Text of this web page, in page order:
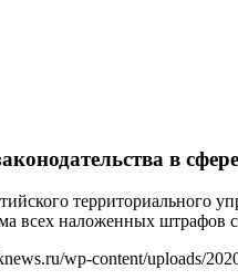
в
территориального
всех наложенных штрафов
wp-content/uploads/